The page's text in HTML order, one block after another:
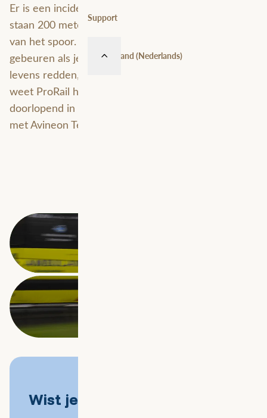
Support
Nederland (Nederlands)
Er is een incident bij het spoor. De hulpdiensten
staan 200 meter te ver en aan de verkeerde kant
van het spoor. Stel je voor. In theorie kan dat
gebeuren als je spoordata niet op orde is. Data kan
levens redden, maar ook in gevaar brengen. Dat
weet ProRail heel goed en daarom investeert het
doorlopend in de stabiliteit van databeschikbaarheid,
met Avineon Tensing als geospatial partner.
Wist je dat...